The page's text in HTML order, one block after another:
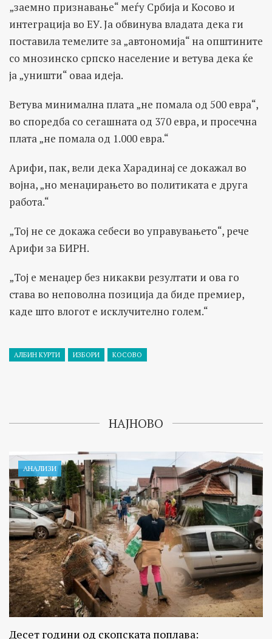
„заемно признавање“ меѓу Србија и Косово и
интеграција во ЕУ. Ја обвинува владата дека ги
поставила темелите за „автономија“ на општините
со мнозинско српско население и ветува дека ќе
ја „уништи“ оваа идеја.
Ветува минимална плата „не помала од 500 евра“,
во споредба со сегашната од 370 евра, и просечна
плата „не помала од 1.000 евра.“
Арифи, пак, вели дека Харадинај се докажал во
војна, „но менаџирањето во политиката е друга
работа.“
„Тој не се докажа себеси во управувањето“, рече
Арифи за БИРН.
„Тој е менаџер без никакви резултати и ова го
става во неповолна позиција да биде премиер,
каде што влогот е исклучително голем.“
АЛБИН КУРТИ ИЗБОРИ КОСОВО
НАЈНОВО
АНАЛИЗИ
Десет години од скопската поплава: